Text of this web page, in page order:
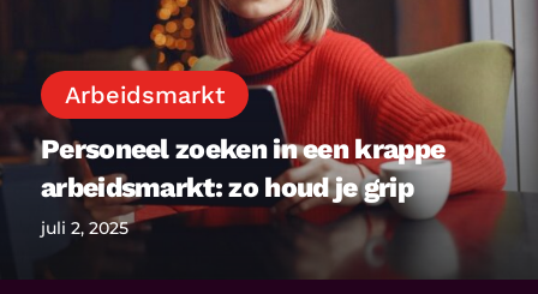
Arbeidsmarkt
Personeel zoeken in een krappe
arbeidsmarkt: zo houd je grip
juli 2, 2025